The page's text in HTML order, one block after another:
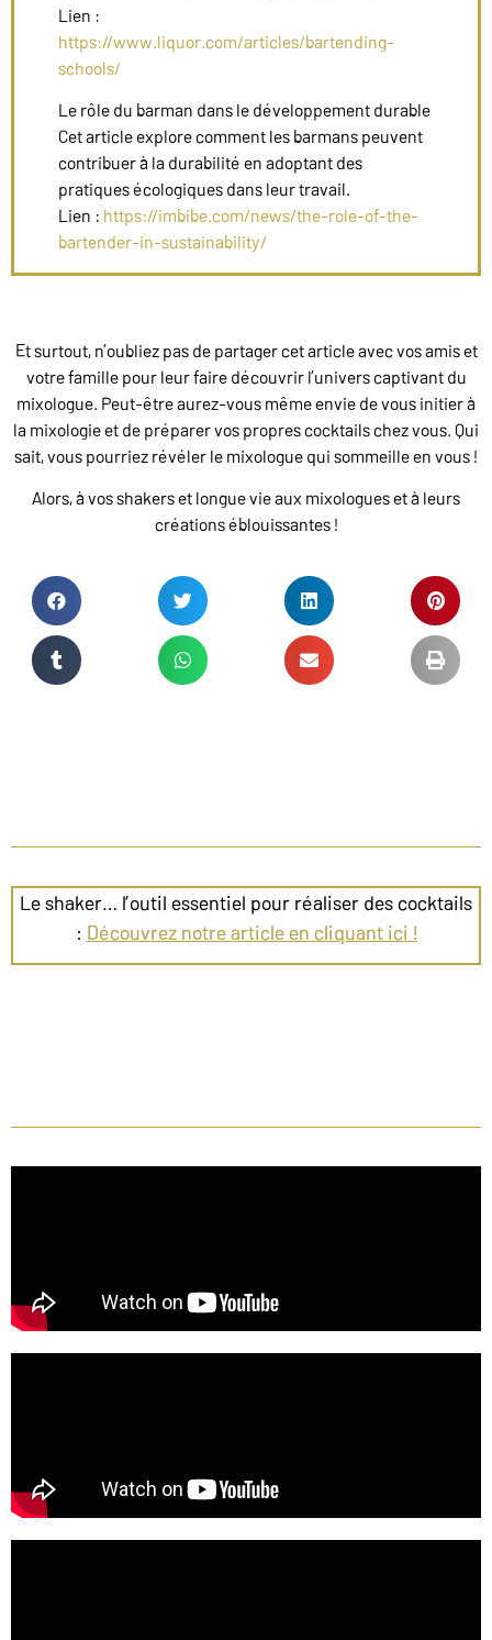
Lien :
https://www.liquor.com/articles/bartending-
schools/
Le rôle du barman dans le développement durable
Cet article explore comment les barmans peuvent
contribuer à la durabilité en adoptant des
pratiques écologiques dans leur travail.
Lien : https://imbibe.com/news/the-role-of-the-
bartender-in-sustainability/
Et surtout, n’oubliez pas de partager cet article avec vos amis et
votre famille pour leur faire découvrir l’univers captivant du
mixologue. Peut-être aurez-vous même envie de vous initier à
la mixologie et de préparer vos propres cocktails chez vous. Qui
sait, vous pourriez révéler le mixologue qui sommeille en vous !
Alors, à vos shakers et longue vie aux mixologues et à leurs
créations éblouissantes !
Le shaker… l’outil essentiel pour réaliser des cocktails
: Découvrez notre article en cliquant ici !